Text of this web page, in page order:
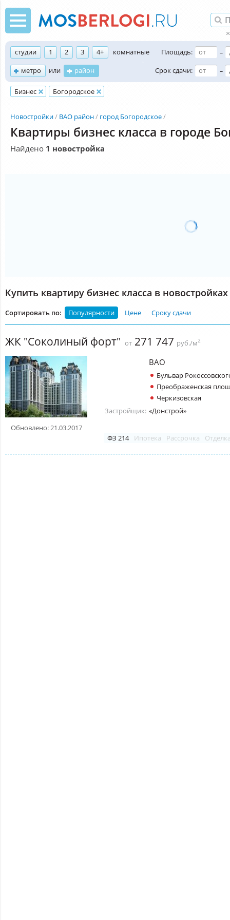
студии 1 2 3 4+
комнатные
метро
или район
Площадь:
–
Срок сдачи:
–
Бизнес Богородское
Новостройки ВАО район город Богородское
Квартиры бизнес класса в городе
Найдено 1 новостройка
Купить квартиру бизнес класса в
Сортировать по: Популярности Цене Сроку сдачи
ЖК "Соколиный форт" от 271 747 руб./м2
Обновлено: 21.03.2017
ВАО
Бульвар
Преображенская
Черкизовская
Застройщик: «Донстрой»
ФЗ 214 Ипотека Рассрочка